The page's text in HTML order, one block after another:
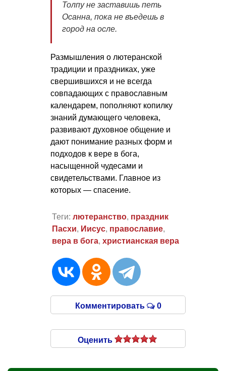
Толпу не заставишь петь
Осанна, пока не въедешь в
город на осле.
Размышления о лютеранской
традиции и праздниках, уже
свершившихся и не всегда
совпадающих с православным
календарем, пополняют копилку
знаний думающего человека,
развивают духовное общение и
дают понимание разных форм и
подходов к вере в бога,
насыщенной чудесами и
свидетельствами. Главное из
которых — спасение.
Теги: лютеранство, праздник
Пасхи, Иисус, православие,
вера в бога, христианская вера
Комментировать 0
Оценить